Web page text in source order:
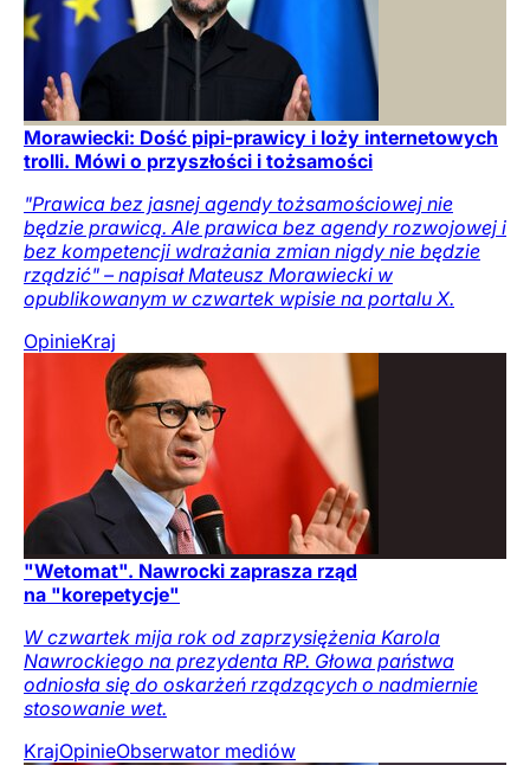
Morawiecki: Dość pipi-prawicy i loży internetowych
trolli. Mówi o przyszłości i tożsamości
"Prawica bez jasnej agendy tożsamościowej nie
będzie prawicą. Ale prawica bez agendy rozwojowej i
bez kompetencji wdrażania zmian nigdy nie będzie
rządzić" – napisał Mateusz Morawiecki w
opublikowanym w czwartek wpisie na portalu X.
OpinieKraj
"Wetomat". Nawrocki zaprasza rząd
na "korepetycje"
W czwartek mija rok od zaprzysiężenia Karola
Nawrockiego na prezydenta RP. Głowa państwa
odniosła się do oskarżeń rządzących o nadmiernie
stosowanie wet.
KrajOpinieObserwator mediów